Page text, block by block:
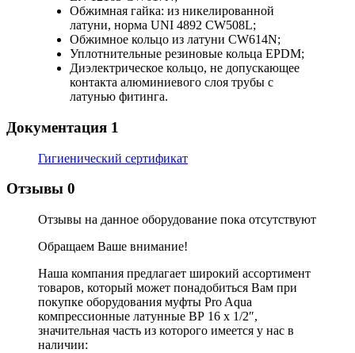
Обжимная гайка: из никелированной
латуни, норма UNI 4892 CW508L;
Обжимное кольцо из латуни CW614N;
Уплотнительные резиновые кольца EPDM;
Диэлектрическое кольцо, не допускающее
контакта алюминиевого слоя трубы с
латунью фитинга.
Документация 1
Гигиенический сертификат
Отзывы 0
Отзывы на данное оборудование пока отсутствуют
Обращаем Ваше внимание!
Наша компания предлагает широкий ассортимент
товаров, который может понадобиться Вам при
покупке оборудования муфты Pro Aqua
компрессионные латунные ВР 16 x 1/2″,
значительная часть из которого имеется у нас в
наличии: